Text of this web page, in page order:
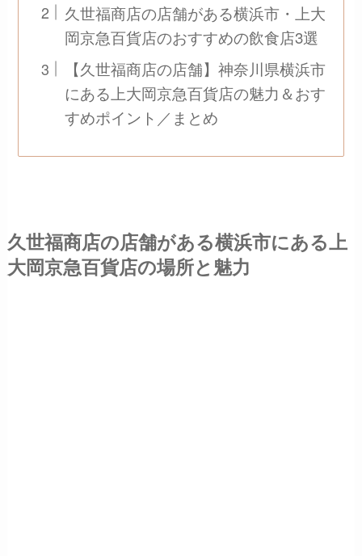
久世福商店の店舗がある横浜市・上大
岡京急百貨店のおすすめの飲食店3選
【久世福商店の店舗】神奈川県横浜市
にある上大岡京急百貨店の魅力＆おす
すめポイント／まとめ
久世福商店の店舗がある横浜市にある上
大岡京急百貨店の場所と魅力